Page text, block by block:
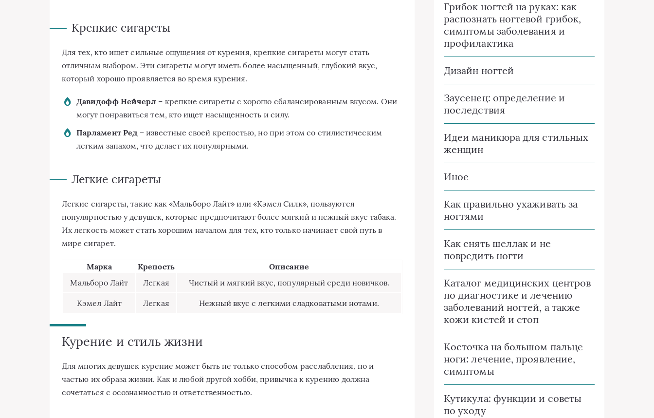
Крепкие сигареты
Для тех, кто ищет сильные ощущения от курения, крепкие сигареты могут стать
отличным выбором. Эти сигареты могут иметь более насыщенный, глубокий вкус,
который хорошо проявляется во время курения.
Давидофф Нейчерл – крепкие сигареты с хорошо сбалансированным вкусом. Они
могут понравиться тем, кто ищет насыщенность и силу.
Парламент Ред – известные своей крепостью, но при этом со стилистическим
легким запахом, что делает их популярными.
Легкие сигареты
Легкие сигареты, такие как «Мальборо Лайт» или «Кэмел Силк», пользуются
популярностью у девушек, которые предпочитают более мягкий и нежный вкус табака.
Их легкость может стать хорошим началом для тех, кто только начинает свой путь в
мире сигарет.
Марка Крепость
Описание
Мальборо Лайт
Легкая Чистый и мягкий вкус, популярный среди новичков.
Кэмел Лайт Легкая Нежный вкус с легкими сладковатыми нотами.
Курение и стиль жизни
Для многих девушек курение может быть не только способом расслабления, но и
частью их образа жизни. Как и любой другой хобби, привычка к курению должна
сочетаться с осознанностью и ответственностью.
Грибок ногтей на руках: как
распознать ногтевой грибок,
симптомы заболевания и
профилактика
Дизайн ногтей
Заусенец: определение и
последствия
Идеи маникюра для стильных
женщин
Иное
Как правильно ухаживать за
ногтями
Как снять шеллак и не
повредить ногти
Каталог медицинских центров
по диагностике и лечению
заболеваний ногтей, а также
кожи кистей и стоп
Косточка на большом пальце
ноги: лечение, проявление,
симптомы
Кутикула: функции и советы
по уходу